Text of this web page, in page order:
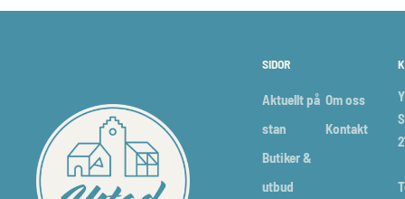
SIDOR
Aktuellt på
stan
Butiker &
utbud
Om oss
Kontakt